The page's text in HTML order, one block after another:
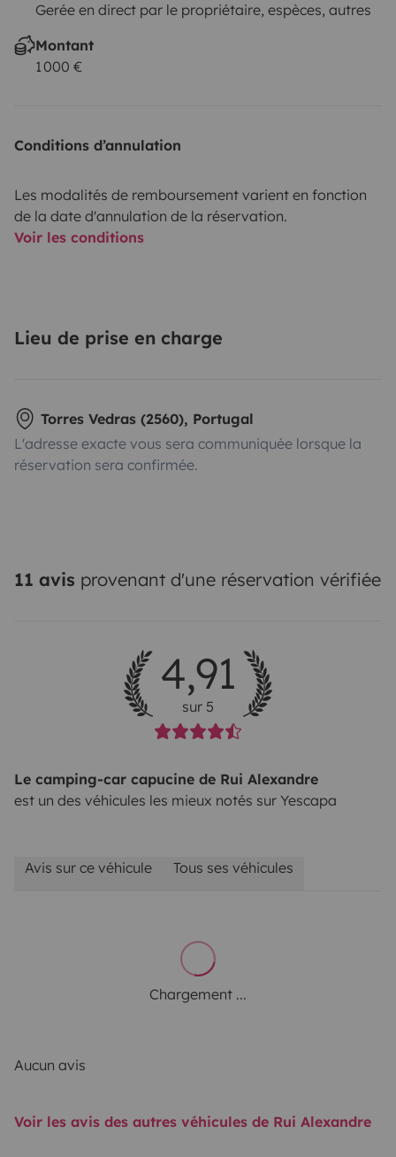
Gerée en direct par le propriétaire, espèces, autres
Montant
1 000 €
Conditions d’annulation
Les modalités de remboursement varient en fonction
de la date d'annulation de la réservation.
Voir les conditions
Lieu de prise en charge
Torres Vedras (2560), Portugal
L'adresse exacte vous sera communiquée lorsque la
réservation sera confirmée.
11 avis provenant d'une réservation vérifiée
4,91
sur 5
Le camping-car capucine de Rui Alexandre
est un des véhicules les mieux notés sur Yescapa
Avis sur ce véhicule Tous ses véhicules
Chargement ...
Aucun avis
Voir les avis des autres véhicules de Rui Alexandre